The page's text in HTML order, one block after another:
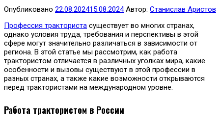
Опубликовано 22.08.202415.08.2024Автор: Станислав Аристов
Профессия тракториста существует во многих странах,
однако условия труда, требования и перспективы в этой
сфере могут значительно различаться в зависимости от
региона. В этой статье мы рассмотрим, как работа
трактористом отличается в различных уголках мира, какие
особенности и вызовы существуют в этой профессии в
разных странах, а также какие возможности открываются
перед трактористами на международном уровне.
Работа трактористом в России